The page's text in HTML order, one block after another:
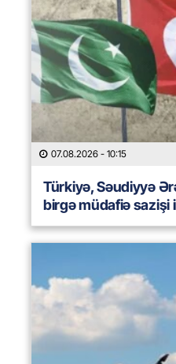
07.08.2026 - 10:15
Türkiyə, Səudiyyə
birgə müdafiə sazişi